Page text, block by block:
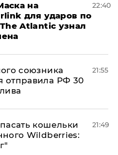
на
для ударов по
Atlantic узнал
22:40
союзника
РФ 30
21:55
кошельки
Wildberries:
21:49